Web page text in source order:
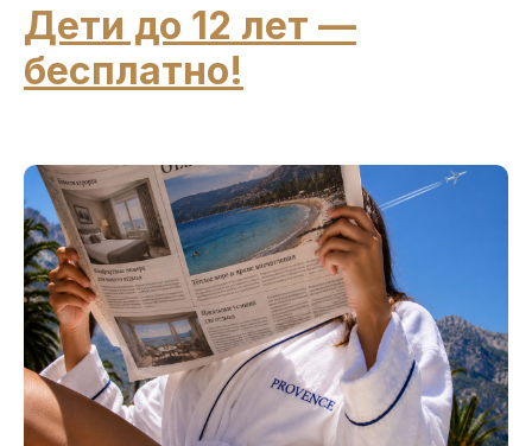
Дети до 12 лет —
бесплатно!